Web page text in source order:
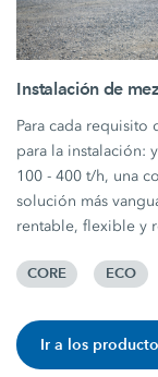
Instalación de
Para cada
para la instalación:
100 - 400 t/h, una
solución más
rentable, flexible y
CORE ECO
Ir a los